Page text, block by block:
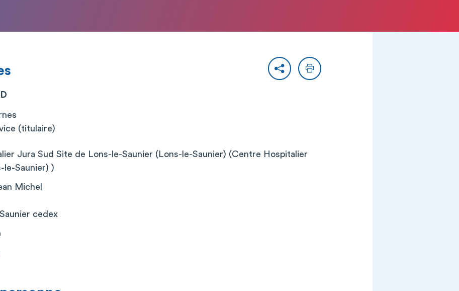
PartagerImprimer
(titulaire)
Jura Sud Site de Lons-le-Saunier (Lons-le-Saunier) (Centre Hospitalier
le-Saunier) )
Michel
cedex